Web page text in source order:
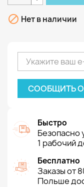
 Нет в наличии
СООБЩИТЬ
Быстро
Безопасно
1 рабочий
Бесплатно
Заказы от
Польше